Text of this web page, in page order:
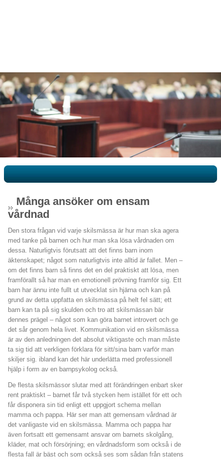
Många ansöker om ensam
vårdnad
Den stora frågan vid varje skilsmässa är hur man ska agera
med tanke på barnen och hur man ska lösa vårdnaden om
dessa. Naturligtvis förutsatt att det finns barn inom
äktenskapet; något som naturligtvis inte alltid är fallet. Men –
om det finns barn så finns det en del praktiskt att lösa, men
framförallt så har man en emotionell prövning framför sig. Ett
barn har ännu inte fullt ut utvecklat sin hjärna och kan på
grund av detta uppfatta en skilsmässa på helt fel sätt; ett
barn kan ta på sig skulden och tro att skilsmässan bär
dennes prägel – något som kan göra barnet introvert och ge
det sår genom hela livet. Kommunikation vid en skilsmässa
är av den anledningen det absolut viktigaste och man måste
ta sig tid att verkligen förklara för sitt/sina barn varför man
skiljer sig. ibland kan det här underlätta med professionell
hjälp i form av en barnpsykolog också.
De flesta skilsmässor slutar med att förändringen enbart sker
rent praktiskt – barnet får två stycken hem istället för ett och
får disponera sin tid enligt ett uppgjort schema mellan
mamma och pappa. Här ser man att gemensam vårdnad är
det vanligaste vid en skilsmässa. Mamma och pappa har
även fortsatt ett gemensamt ansvar om barnets skolgång,
kläder, mat och försörjning; en vårdnadsform som också i de
flesta fall är bäst och som också ses som sådan från statens